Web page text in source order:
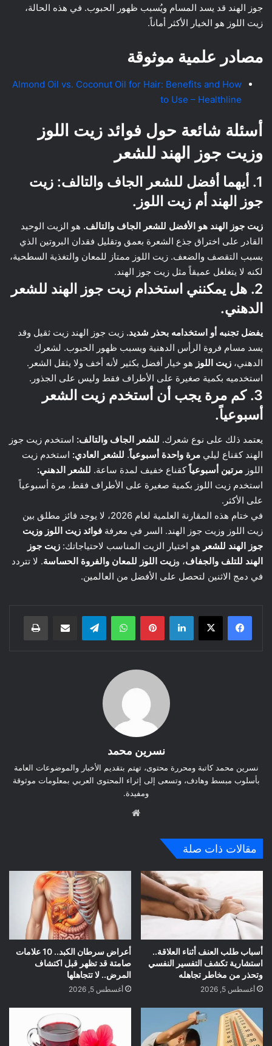
جوز الهند قد يسد المسام ويُسبب ظهور الحبوب. في هذه الحالة،
زيت اللوز هو الخيار الأكثر أماناً.
مصادر علمية موثوقة
Almond Oil vs. Coconut Oil for Hair: Benefits and How
to Use – Healthline
أسئلة شائعة حول فوائد زيت اللوز
وزيت جوز الهند للشعر
1. أيهما أفضل للشعر الجاف والتالف: زيت
جوز الهند أم زيت اللوز.
زيت جوز الهند هو الأفضل للشعر الجاف والتالف. هو الزيت الوحيد
القادر على اختراق جذع الشعرة بعمق وتقليل فقدان البروتين الذي
يسبب التقصف والضعف. زيت اللوز ممتاز للمعان والتغذية السطحية،
لكنه لا يتغلغل عميقاً مثل زيت جوز الهند.
2. هل يمكنني استخدام زيت جوز الهند للشعر
الدهني.
يفضل تجنبه أو استخدامه بحذر شديد. زيت جوز الهند زيت ثقيل وقد
يسد مسام فروة الرأس الدهنية ويسبب ظهور الحبوب. لشعرك
الدهني، زيت اللوز هو خيار أفضل بكثير لأنه أخف ولا يثقل الشعر.
استخدميه بكمية صغيرة على الأطراف فقط وليس على الجذور.
3. كم مرة يجب أن أستخدم زيت الشعر
أسبوعياً.
يعتمد ذلك على نوع شعرك. للشعر الجاف والتالف: استخدم زيت جوز
الهند كقناع ليلي مرة واحدة أسبوعياً. للشعر العادي: استخدم زيت
اللوز مرتين أسبوعياًكقناع خفيف لمدة ساعة. للشعر الدهني:
استخدم زيت اللوز بكمية صغيرة على الأطراف فقط، مرة أسبوعياً
على الأكثر.
في ختام هذه المقارنة العلمية لعام 2026، لا يوجد فائز مطلق بين
زيت اللوز وزيت جوز الهند. السر في معرفة فوائد زيت اللوز وزيت
جوز الهند للشعر هو اختيار الزيت المناسب لاحتياجاتك: زيت جوز
الهند للتلف والجفاف، وزيت اللوز للمعان والفروة الحساسة. لا تتردد
في دمج الاثنين لتحصل على الأفضل من العالمين.
لينكدإن بينتيريست واتساب
نسرين محمد
نسرين محمد كاتبة ومحررة محتوى، تهتم بتقديم الأخبار والموضوعات العامة
بأسلوب مبسط وهادف، وتسعى إلى إثراء المحتوى العربي بمعلومات موثوقة
ومفيدة.
مقالات ذات صلة
أسباب طلب العنف أثناء العلاقة..
استشارية تكشف التفسير النفسي
وتحذر من مخاطر تجاهله
أغسطس 5, 2026
أعراض سرطان الكبد.. 10 علامات
صامتة قد تظهر قبل اكتشاف
المرض.. لا تتجاهلها
أغسطس 5, 2026